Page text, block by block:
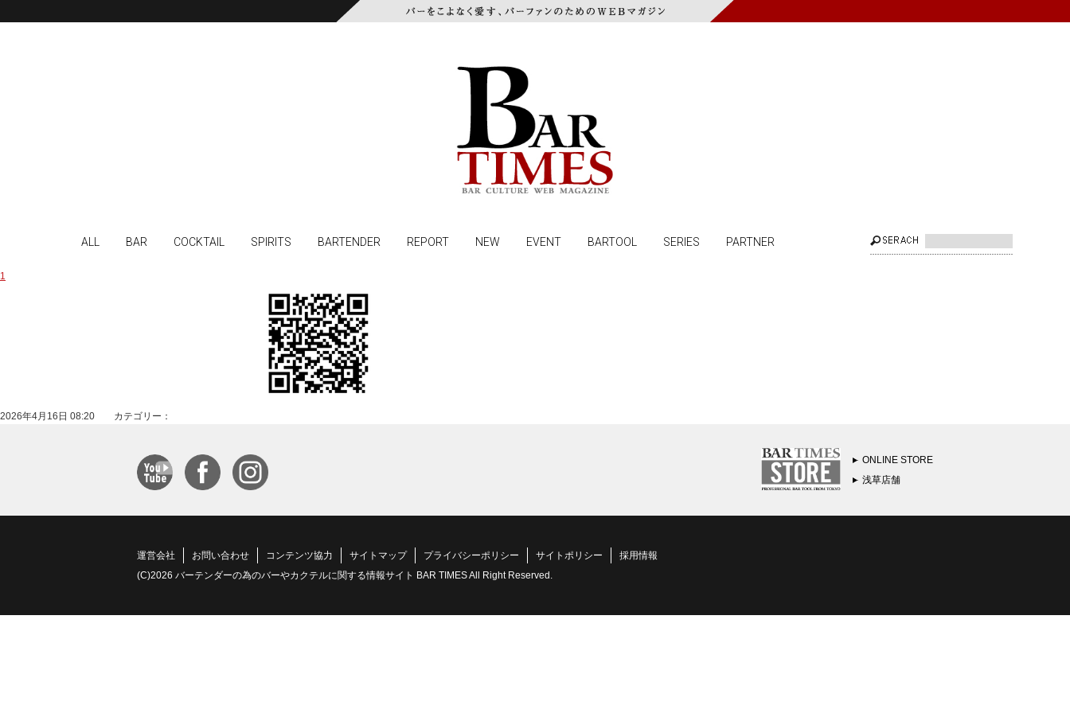
ALL BAR COCKTAIL SPIRITS BARTENDER REPORT NEW EVENT BARTOOL SERIES PARTNER
1
2026年4月16日 08:20 カテゴリー：
ONLINE STORE
浅草店舗
運営会社 お問い合わせ コンテンツ協力 サイトマップ プライバシーポリシー サイトポリシー
採用情報
(C)2026 バーテンダーの為のバーやカクテルに関する情報サイト BAR TIMES All Right Reserved.